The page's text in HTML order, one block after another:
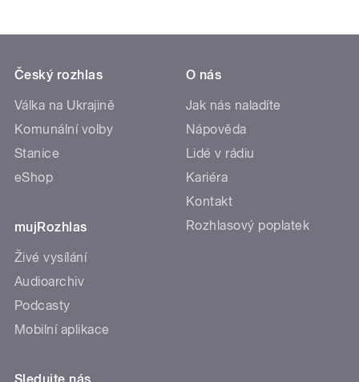
Český rozhlas
Válka na Ukrajině
Komunální volby
Stanice
eShop
mujRozhlas
Živé vysílání
Audioarchiv
Podcasty
Mobilní aplikace
O nás
Jak nás naladíte
Nápověda
Lidé v rádiu
Kariéra
Kontakt
Rozhlasový poplatek